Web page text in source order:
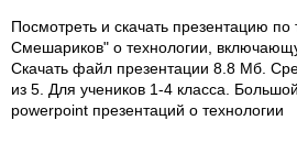
Посмотреть и скачать презентацию
Смешариков" о технологии,
Скачать файл презентации 8.8 Мб.
из 5. Для учеников 1-4 класса.
powerpoint презентаций о технологии